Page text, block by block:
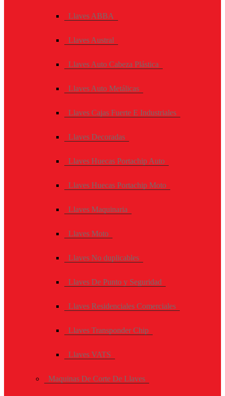
Llaves ABBA
Llaves Austral
Llaves Auto Cabeza Plástica
Llaves Auto Metálicas
Llaves Cajas Fuerte E Industriales
Llaves Decoradas
Llaves Huecas Portachip Auto
Llaves Huecas Portachip Moto
Llaves Maquinaria
Llaves Moto
Llaves No duplicables
Llaves De Punto y Seguridad
Llaves Residenciales Comerciales
Llaves Transponder Chip
Llaves VATS
Maquinas De Corte De Llaves